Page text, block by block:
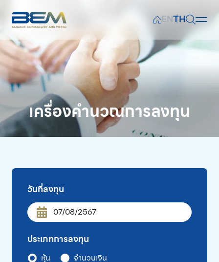
ENTH
ค้นหาในเว็บไซต์
Web Design by
หน้าหลัก
ข้อมูลทางการเงิน
ผลการดำเนินงานทางธุรกิจ
ข้อมูลสำหรับผู้ถือหุ้น
การเงินเพื่อความยั่งยืน
ข่าวและกิจกรรม
ข้อมูลนักวิเคราะห์
เครื่องคำนวณการลงทุน
วันที่ลงทุน
ประเภทการลงทุน
หุ้น จำนวนเงิน